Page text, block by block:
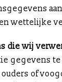
wettelijke
die wij
gegevens
of